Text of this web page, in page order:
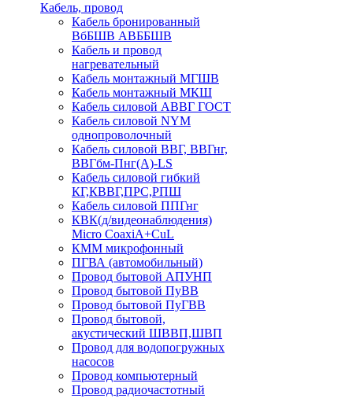
Кабель, провод
Кабель бронированный
ВбБШВ АВББШВ
Кабель и провод
нагревательный
Кабель монтажный МГШВ
Кабель монтажный МКШ
Кабель силовой АВВГ ГОСТ
Кабель силовой NYM
однопроволочный
Кабель силовой ВВГ, ВВГнг,
ВВГбм-Пнг(А)-LS
Кабель силовой гибкий
КГ,КВВГ,ПРС,РПШ
Кабель силовой ППГнг
КВК(д/видеонаблюдения)
Micro CoaxiA+CuL
КММ микрофонный
ПГВА (автомобильный)
Провод бытовой АПУНП
Провод бытовой ПуВВ
Провод бытовой ПуГВВ
Провод бытовой,
акустический ШВВП,ШВП
Провод для водопогружных
насосов
Провод компьютерный
Провод радиочастотный